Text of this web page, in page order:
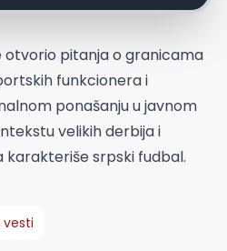
otvorio pitanja o granicama
funkcionera i
ponašanju u javnom
velikih derbija i
karakteriše srpski fudbal.
vesti